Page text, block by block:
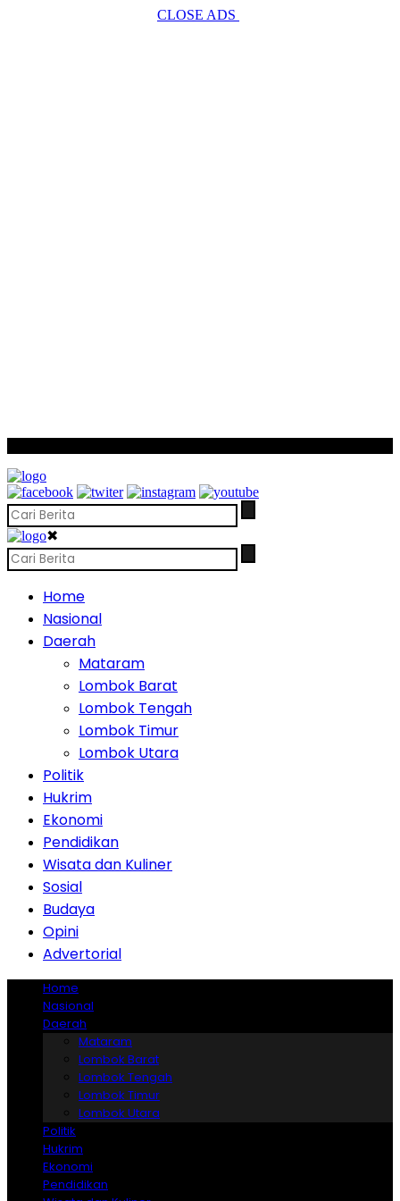
CLOSE ADS
✖
Home
Nasional
Daerah
Mataram
Lombok Barat
Lombok Tengah
Lombok Timur
Lombok Utara
Politik
Hukrim
Ekonomi
Pendidikan
Wisata dan Kuliner
Sosial
Budaya
Opini
Advertorial
Home
Nasional
Daerah
Mataram
Lombok Barat
Lombok Tengah
Lombok Timur
Lombok Utara
Politik
Hukrim
Ekonomi
Pendidikan